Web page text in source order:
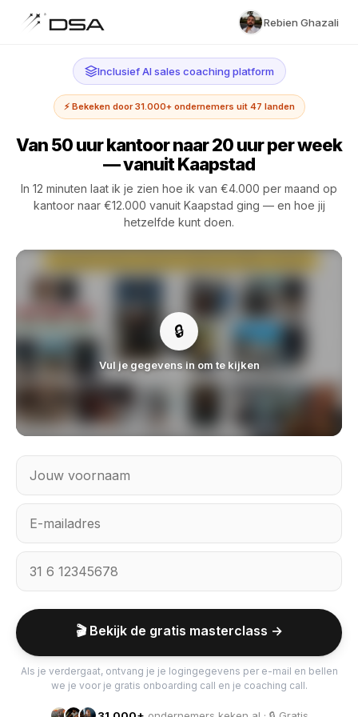
Rebien Ghazali
Inclusief AI sales coaching platform
⚡ Bekeken door 31.000+ ondernemers uit 47 landen
Van 50 uur kantoor naar 20 uur per week
— vanuit Kaapstad
In 12 minuten laat ik je zien hoe ik van €4.000 per maand op
kantoor naar €12.000 vanuit Kaapstad ging — en hoe jij
hetzelfde kunt doen.
🔒
Vul je gegevens in om te kijken
🎬 Bekijk de gratis masterclass →
Als je verdergaat, ontvang je je logingegevens per e-mail en bellen
we je voor je gratis onboarding call en je coaching call.